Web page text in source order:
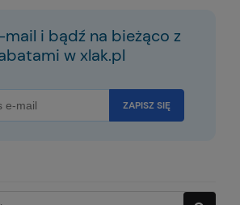
mail i bądź na bieżąco z
w xlak.pl
ZAPISZ SIĘ